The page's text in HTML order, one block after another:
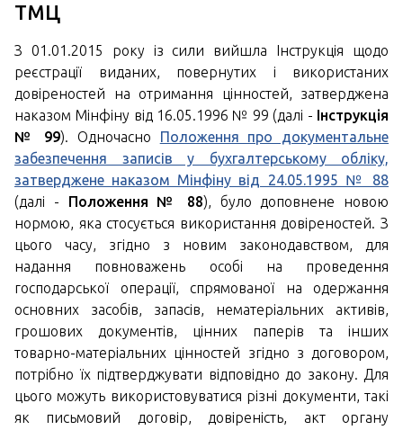
ТМЦ
З 01.01.2015 року із сили вийшла Інструкція щодо
реєстрації виданих, повернутих і використаних
довіреностей на отримання цінностей, затверджена
наказом Мінфіну від 16.05.1996 № 99 (далі - Інструкція
№ 99). Одночасно Положення про документальне
забезпечення записів у бухгалтерському обліку,
затверджене наказом Мінфіну від 24.05.1995 № 88
(далі - Положення № 88), було доповнене новою
нормою, яка стосується використання довіреностей. З
цього часу, згідно з новим законодавством, для
надання повноважень особі на проведення
господарської операції, спрямованої на одержання
основних засобів, запасів, нематеріальних активів,
грошових документів, цінних паперів та інших
товарно-матеріальних цінностей згідно з договором,
потрібно їх підтверджувати відповідно до закону. Для
цього можуть використовуватися різні документи, такі
як письмовий договір, довіреність, акт органу